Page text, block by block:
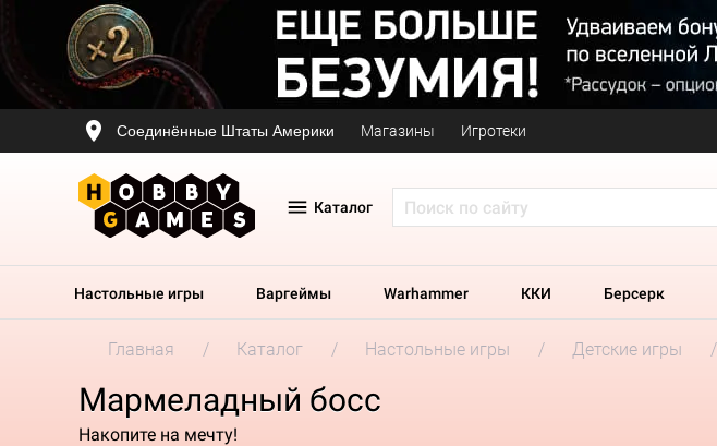
Соединённые Штаты Америки Магазины Игротеки
Каталог
Настольные игры Варгеймы Warhammer ККИ Берсерк
Главная Каталог Настольные игры Детские игры
Мармеладный босс
Накопите на мечту!